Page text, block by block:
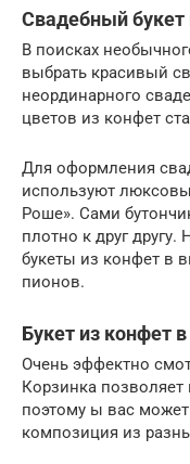
Свадебный букет
В поисках
выбрать красивый
неординарного
цветов из конфет
Для оформления
используют
Роше». Сами
плотно к друг
букеты из конфет в
пионов.
Букет из конфет
Очень эффектно
Корзинка
поэтому ы вас
композиция из